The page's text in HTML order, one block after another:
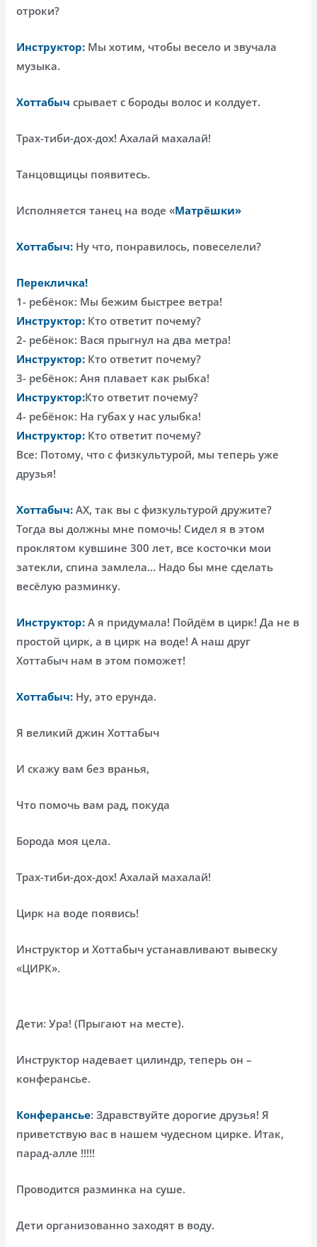
отроки?
Инструктор: Мы хотим, чтобы весело и звучала
музыка.
Хоттабыч срывает с бороды волос и колдует.
Трах-тиби-дох-дох! Ахалай махалай!
Танцовщицы появитесь.
Исполняется танец на воде «Матрёшки»
Хоттабыч: Ну что, понравилось, повеселели?
Перекличка!
1- ребёнок: Мы бежим быстрее ветра!
Инструктор: Кто ответит почему?
2- ребёнок: Вася прыгнул на два метра!
Инструктор: Кто ответит почему?
3- ребёнок: Аня плавает как рыбка!
Инструктор:Кто ответит почему?
4- ребёнок: На губах у нас улыбка!
Инструктор: Кто ответит почему?
Все: Потому, что с физкультурой, мы теперь уже
друзья!
Хоттабыч: АХ, так вы с физкультурой дружите?
Тогда вы должны мне помочь! Сидел я в этом
проклятом кувшине 300 лет, все косточки мои
затекли, спина замлела… Надо бы мне сделать
весёлую разминку.
Инструктор:А я придумала! Пойдём в цирк! Да не в
простой цирк, а в цирк на воде! А наш друг
Хоттабыч нам в этом поможет!
Хоттабыч: Ну, это ерунда.
Я великий джин Хоттабыч
И скажу вам без вранья,
Что помочь вам рад, покуда
Борода моя цела.
Трах-тиби-дох-дох! Ахалай махалай!
Цирк на воде появись!
Инструктор и Хоттабыч устанавливают вывеску
«ЦИРК».
Дети: Ура! (Прыгают на месте).
Инструктор надевает цилиндр, теперь он –
конферансье.
Конферансье: Здравствуйте дорогие друзья! Я
приветствую вас в нашем чудесном цирке. Итак,
парад-алле !!!!!
Проводится разминка на суше.
Дети организованно заходят в воду.